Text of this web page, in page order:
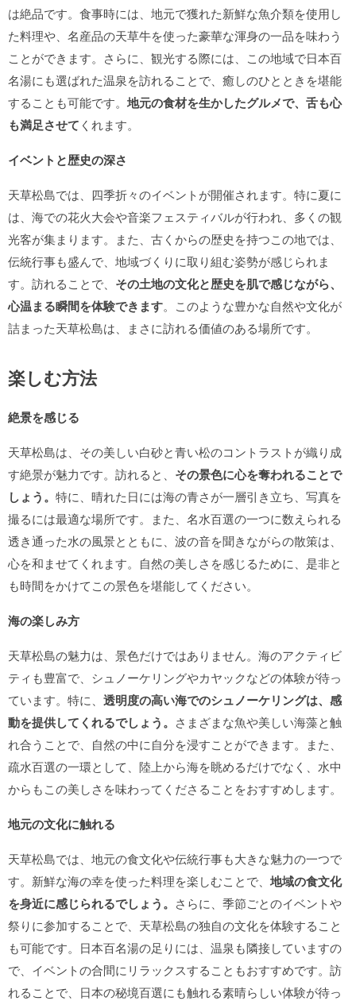
は絶品です。食事時には、地元で獲れた新鮮な魚介類を使用し
た料理や、名産品の天草牛を使った豪華な渾身の一品を味わう
ことができます。さらに、観光する際には、この地域で日本百
名湯にも選ばれた温泉を訪れることで、癒しのひとときを堪能
することも可能です。 地元の食材を生かしたグルメで、舌も心
も満足させて くれます。
イベントと歴史の深さ
天草松島では、四季折々のイベントが開催されます。特に夏に
は、海での花火大会や音楽フェスティバルが行われ、多くの観
光客が集まります。また、古くからの歴史を持つこの地では、
伝統行事も盛んで、地域づくりに取り組む姿勢が感じられま
す。訪れることで、 その土地の文化と歴史を肌で感じながら、
心温まる瞬間を体験できます。このような豊かな自然や文化が
詰まった天草松島は、まさに訪れる価値のある場所です。
楽しむ方法
絶景を感じる
天草松島は、その美しい白砂と青い松のコントラストが織り成
す絶景が魅力です。訪れると、 その景色に心を奪われることで
しょう。 特に、晴れた日には海の青さが一層引き立ち、写真を
撮るには最適な場所です。また、名水百選の一つに数えられる
透き通った水の風景とともに、波の音を聞きながらの散策は、
心を和ませてくれます。自然の美しさを感じるために、是非と
も時間をかけてこの景色を堪能してください。
海の楽しみ方
天草松島の魅力は、景色だけではありません。海のアクティビ
ティも豊富で、シュノーケリングやカヤックなどの体験が待っ
ています。特に、 透明度の高い海でのシュノーケリングは、感
動を提供してくれるでしょう。 さまざまな魚や美しい海藻と触
れ合うことで、自然の中に自分を浸すことができます。また、
疏水百選の一環として、陸上から海を眺めるだけでなく、水中
からもこの美しさを味わってくださることをおすすめします。
地元の文化に触れる
天草松島では、地元の食文化や伝統行事も大きな魅力の一つで
す。新鮮な海の幸を使った料理を楽しむことで、 地域の食文化
を身近に感じられるでしょう。 さらに、季節ごとのイベントや
祭りに参加することで、天草松島の独自の文化を体験すること
も可能です。日本百名湯の足りには、温泉も隣接していますの
で、イベントの合間にリラックスすることもおすすめです。訪
れることで、日本の秘境百選にも触れる素晴らしい体験が待っ